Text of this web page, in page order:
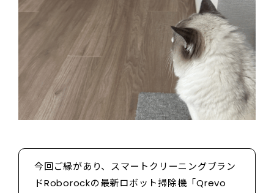
今回ご縁があり、スマートクリーニングブラン
ドRoborockの最新ロボット掃除機「Qrevo